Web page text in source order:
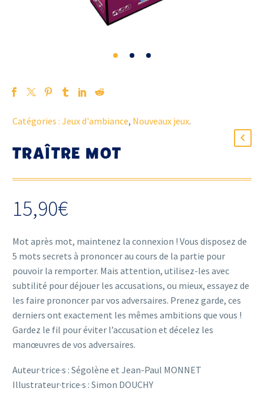
Catégories : Jeux d'ambiance, Nouveaux jeux.
TRAÎTRE MOT
15,90€
Mot après mot, maintenez la connexion ! Vous disposez de
5 mots secrets à prononcer au cours de la partie pour
pouvoir la remporter. Mais attention, utilisez-les avec
subtilité pour déjouer les accusations, ou mieux, essayez de
les faire prononcer par vos adversaires. Prenez garde, ces
derniers ont exactement les mêmes ambitions que vous !
Gardez le fil pour éviter l’accusation et décelez les
manœuvres de vos adversaires.
Auteur·trice·s : Ségolène et Jean-Paul MONNET
Illustrateur·trice·s : Simon DOUCHY